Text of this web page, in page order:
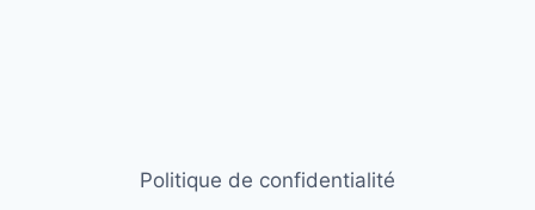
Politique de confidentialité